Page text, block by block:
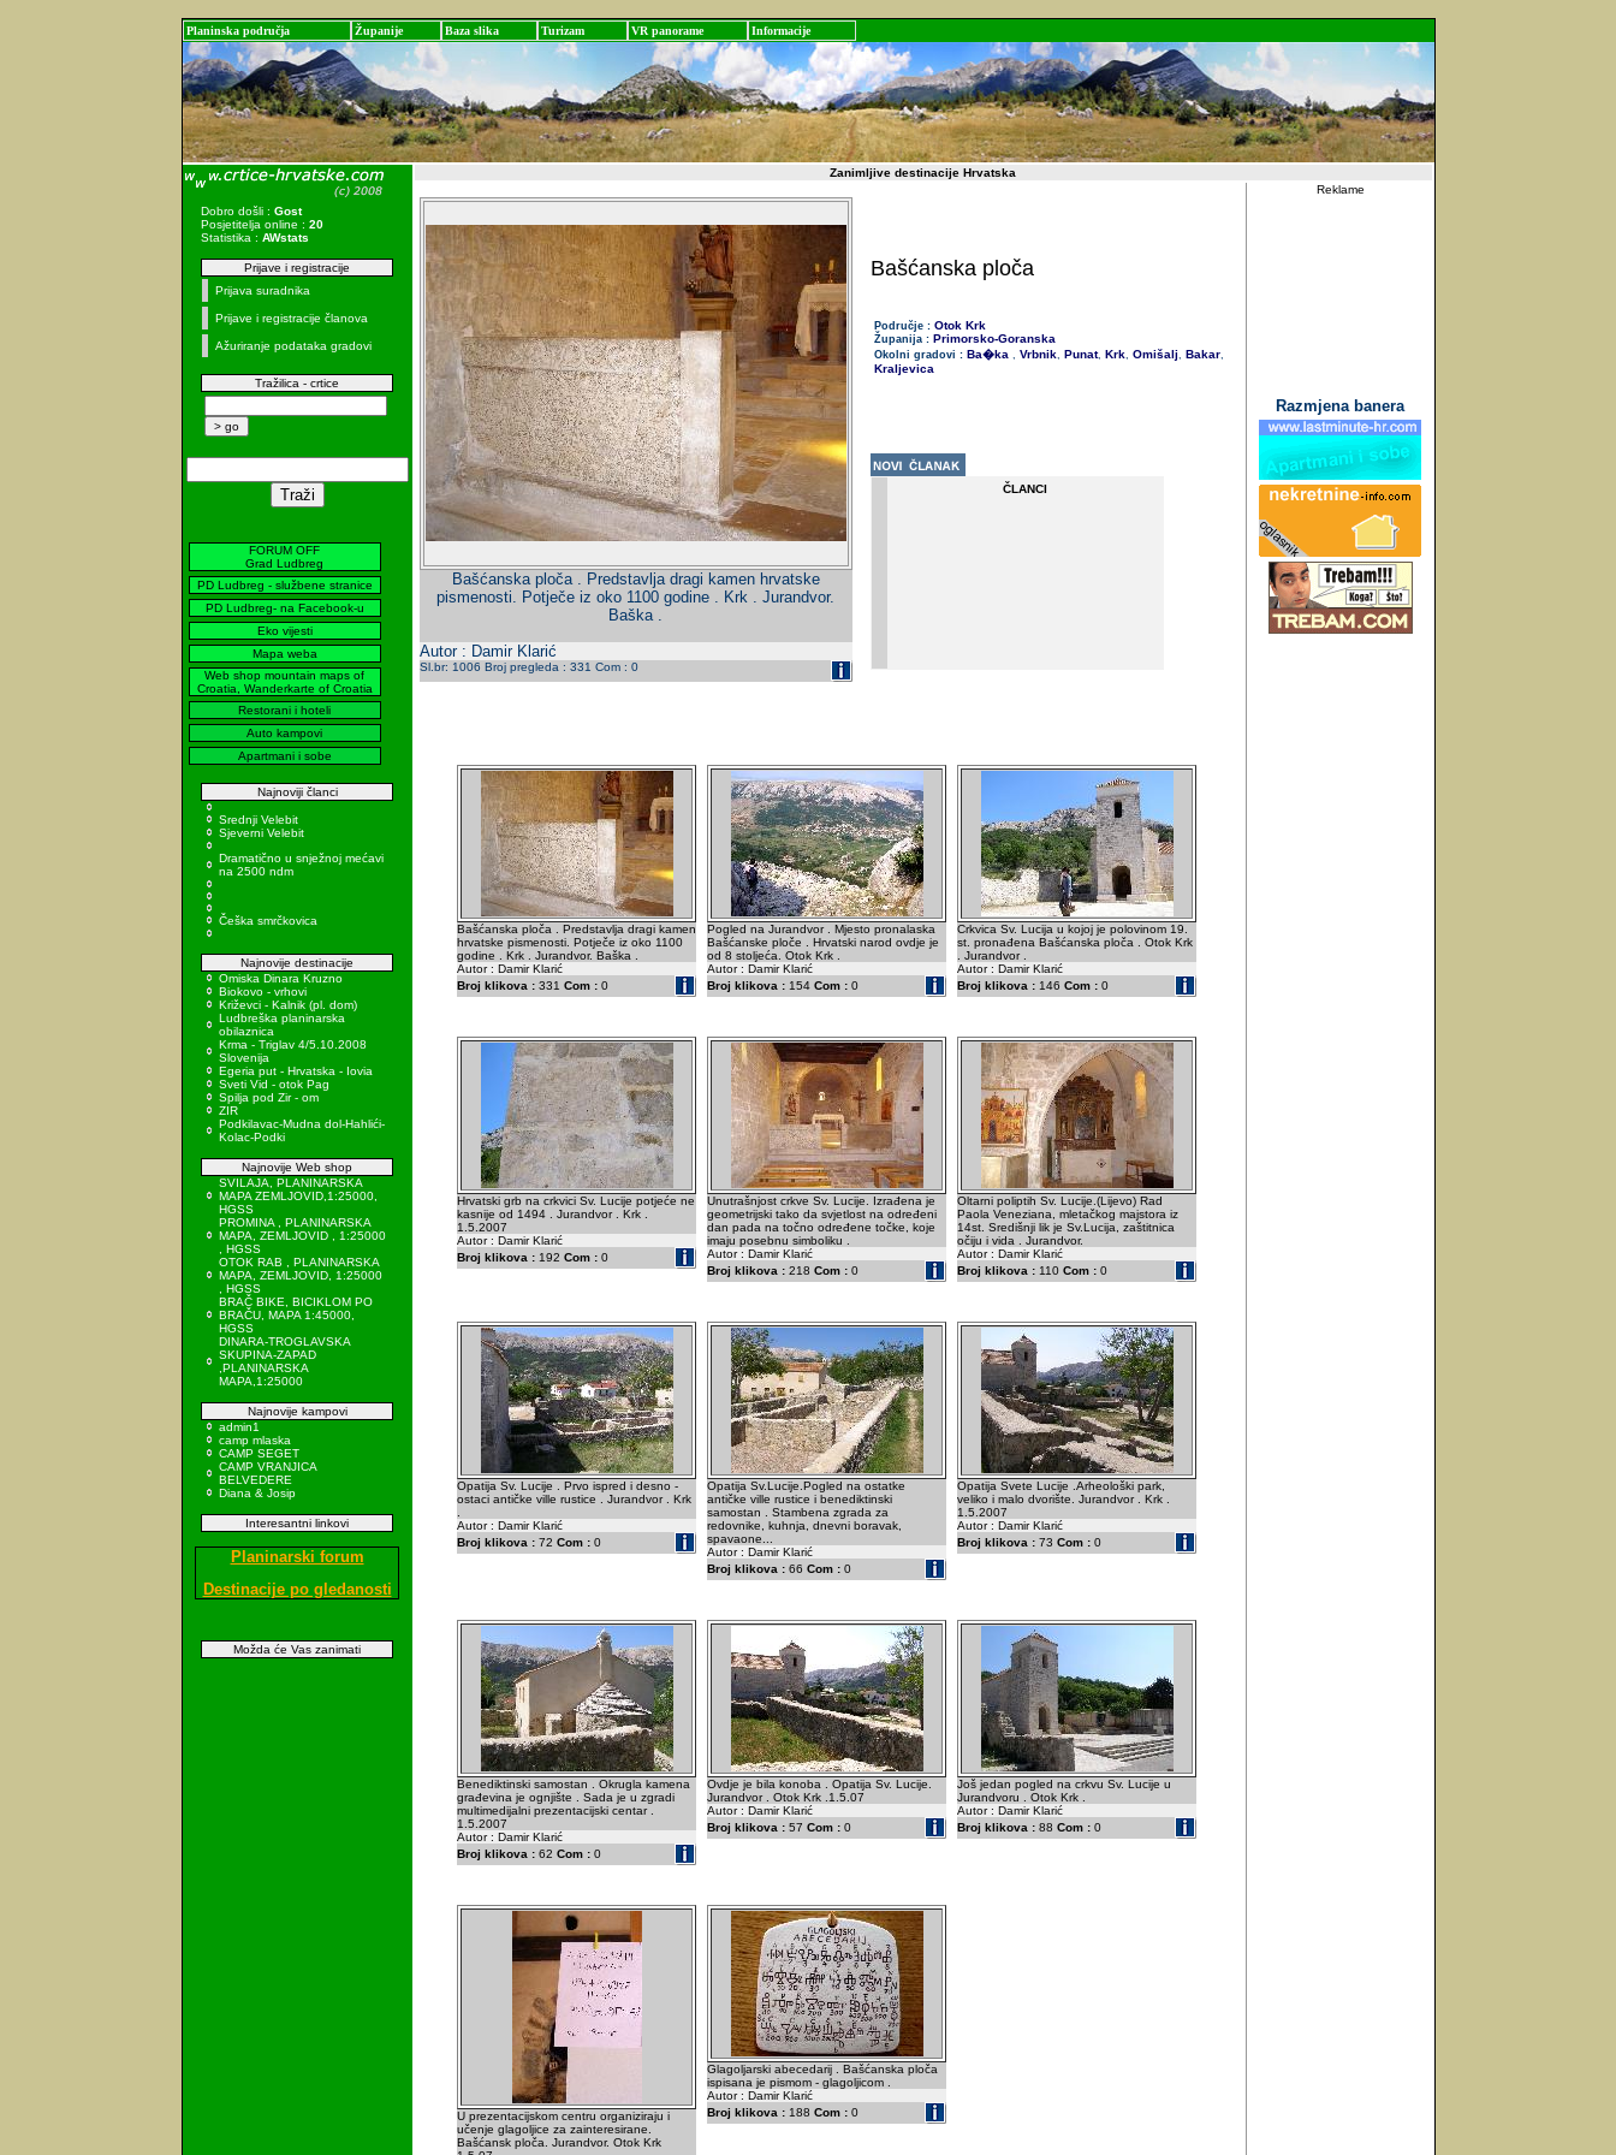
Planinska područja Županije Baza slika Turizam VR panorame Informacije
Dobro došli : Gost
Posjetitelja online : 20
Statistika : AWstats
Prijave i registracije
Prijava suradnika
Prijave i registracije članova
Ažuriranje podataka gradovi
Tražilica - crtice
FORUM OFF
Grad Ludbreg
PD Ludbreg - službene stranice
PD Ludbreg- na Facebook-u
Eko vijesti
Mapa weba
Web shop mountain maps of
Croatia, Wanderkarte of Croatia
Restorani i hoteli
Auto kampovi
Apartmani i sobe
Najnoviji članci
Srednji Velebit
Sjeverni Velebit
Dramatično u snježnoj mećavi
na 2500 ndm
Češka smrčkovica
Najnovije destinacije
Omiska Dinara Kruzno
Biokovo - vrhovi
Križevci - Kalnik (pl. dom)
Ludbreška planinarska
obilaznica
Krma - Triglav 4/5.10.2008
Slovenija
Egeria put - Hrvatska - Iovia
Sveti Vid - otok Pag
Spilja pod Zir - om
ZIR
Podkilavac-Mudna dol-Hahlići-
Kolac-Podki
Najnovije Web shop
SVILAJA, PLANINARSKA
MAPA ZEMLJOVID,1:25000,
HGSS
PROMINA , PLANINARSKA
MAPA, ZEMLJOVID , 1:25000
, HGSS
OTOK RAB , PLANINARSKA
MAPA, ZEMLJOVID, 1:25000
, HGSS
BRAČ BIKE, BICIKLOM PO
BRAČU, MAPA 1:45000,
HGSS
DINARA-TROGLAVSKA
SKUPINA-ZAPAD
,PLANINARSKA
MAPA,1:25000
Najnovije kampovi
admin1
camp mlaska
CAMP SEGET
CAMP VRANJICA
BELVEDERE
Diana & Josip
Interesantni linkovi
Planinarski forum
Destinacije po gledanosti
Možda će Vas zanimati
Zanimljive destinacije Hrvatska
Bašćanska ploča . Predstavlja dragi kamen hrvatske
pismenosti. Potječe iz oko 1100 godine . Krk . Jurandvor.
Baška .
Autor : Damir Klarić
Sl.br: 1006 Broj pregleda : 331 Com : 0
Bašćanska ploča
Područje : Otok Krk
Županija : Primorsko-Goranska
Okolni gradovi : Ba�ka , Vrbnik, Punat, Krk, Omišalj, Bakar,
Kraljevica
ČLANCI
Bašćanska ploča . Predstavlja dragi kamen
hrvatske pismenosti. Potječe iz oko 1100
godine . Krk . Jurandvor. Baška .
Autor : Damir Klarić
Broj klikova : 331 Com : 0
Pogled na Jurandvor . Mjesto pronalaska
Bašćanske ploče . Hrvatski narod ovdje je
od 8 stoljeća. Otok Krk .
Autor : Damir Klarić
Broj klikova : 154 Com : 0
Crkvica Sv. Lucija u kojoj je polovinom 19.
st. pronađena Bašćanska ploča . Otok Krk
. Jurandvor .
Autor : Damir Klarić
Broj klikova : 146 Com : 0
Hrvatski grb na crkvici Sv. Lucije potjeće ne
kasnije od 1494 . Jurandvor . Krk .
1.5.2007
Autor : Damir Klarić
Broj klikova : 192 Com : 0
Unutrašnjost crkve Sv. Lucije. Izrađena je
geometrijski tako da svjetlost na određeni
dan pada na točno određene točke, koje
imaju posebnu simboliku .
Autor : Damir Klarić
Broj klikova : 218 Com : 0
Oltarni poliptih Sv. Lucije.(Lijevo) Rad
Paola Veneziana, mletačkog majstora iz
14st. Središnji lik je Sv.Lucija, zaštitnica
očiju i vida . Jurandvor.
Autor : Damir Klarić
Broj klikova : 110 Com : 0
Opatija Sv. Lucije . Prvo ispred i desno -
ostaci antičke ville rustice . Jurandvor . Krk
Autor : Damir Klarić
Broj klikova : 72 Com : 0
Opatija Sv.Lucije.Pogled na ostatke
antičke ville rustice i benediktinski
samostan . Stambena zgrada za
redovnike, kuhnja, dnevni boravak,
spavaone...
Autor : Damir Klarić
Broj klikova : 66 Com : 0
Opatija Svete Lucije .Arheološki park,
veliko i malo dvorište. Jurandvor . Krk .
1.5.2007
Autor : Damir Klarić
Broj klikova : 73 Com : 0
Benediktinski samostan . Okrugla kamena
građevina je ognjište . Sada je u zgradi
multimedijalni prezentacijski centar .
1.5.2007
Autor : Damir Klarić
Broj klikova : 62 Com : 0
Ovdje je bila konoba . Opatija Sv. Lucije.
Jurandvor . Otok Krk .1.5.07
Autor : Damir Klarić
Broj klikova : 57 Com : 0
Još jedan pogled na crkvu Sv. Lucije u
Jurandvoru . Otok Krk .
Autor : Damir Klarić
Broj klikova : 88 Com : 0
U prezentacijskom centru organiziraju i
učenje glagoljice za zainteresirane.
Bašćansk ploča. Jurandvor. Otok Krk
Glagoljarski abecedarij . Bašćanska ploča
ispisana je pismom - glagoljicom .
Autor : Damir Klarić
Broj klikova : 188 Com : 0
Reklame
Razmjena banera